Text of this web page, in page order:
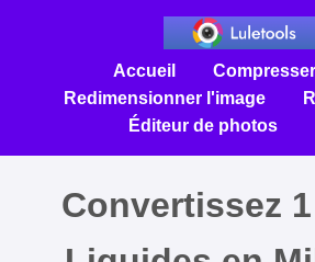
Accueil
Redimensionner l'image
Éditeur de photos
Convertissez